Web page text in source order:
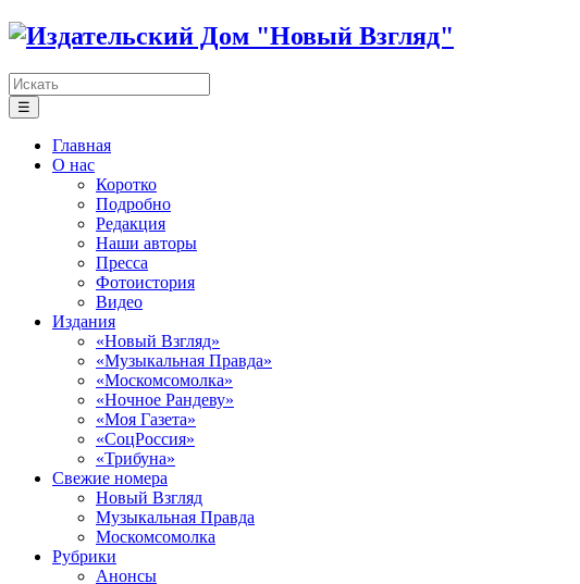
☰
Главная
О нас
Коротко
Подробно
Редакция
Наши авторы
Пресса
Фотоистория
Видео
Издания
«Новый Взгляд»
«Музыкальная Правда»
«Москомсомолка»
«Ночное Рандеву»
«Моя Газета»
«СоцРоссия»
«Трибуна»
Свежие номера
Новый Взгляд
Музыкальная Правда
Москомсомолка
Рубрики
Анонсы